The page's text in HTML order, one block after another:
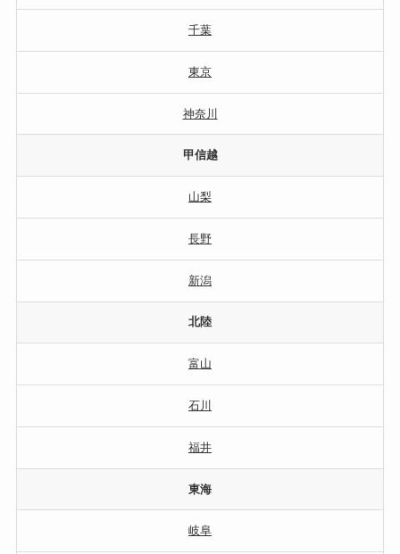
千葉
東京
神奈川
甲信越
山梨
長野
新潟
北陸
富山
石川
福井
東海
岐阜